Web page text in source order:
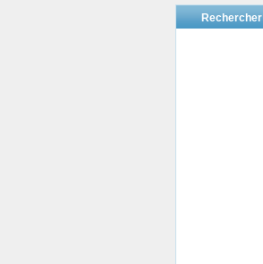
Rechercher